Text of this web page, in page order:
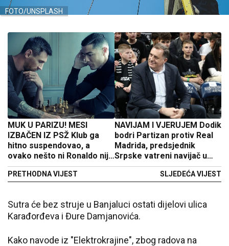
FOTO/UNSPLASH
MUK U PARIZU! MESI
IZBAČEN IZ PSŽ Klub ga
hitno suspendovao, a
ovako nešto ni Ronaldo nije
uradio (FOTO)
PRETHODNA VIJEST
NAVIJAM I VJERUJEM Dodik
bodri Partizan protiv Real
Madrida, predsjednik
Srpske vatreni navijač u
Beogradu
SLJEDEĆA VIJEST
Sutra će bez struje u Banjaluci ostati dijelovi ulica
Karađorđeva i Đure Damjanovića.
Kako navode iz "Elektrokrajine", zbog radova na